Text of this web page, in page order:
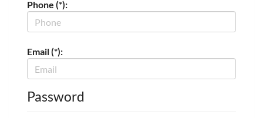
Phone (*):
Email (*):
Password